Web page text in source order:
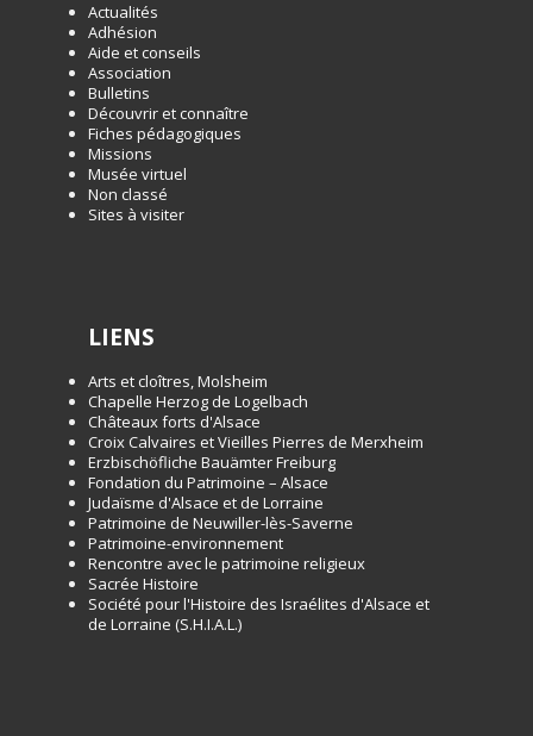
Actualités
Adhésion
Aide et conseils
Association
Bulletins
Découvrir et connaître
Fiches pédagogiques
Missions
Musée virtuel
Non classé
Sites à visiter
LIENS
Arts et cloîtres, Molsheim
Chapelle Herzog de Logelbach
Châteaux forts d'Alsace
Croix Calvaires et Vieilles Pierres de Merxheim
Erzbischöfliche Bauämter Freiburg
Fondation du Patrimoine – Alsace
Judaïsme d'Alsace et de Lorraine
Patrimoine de Neuwiller-lès-Saverne
Patrimoine-environnement
Rencontre avec le patrimoine religieux
Sacrée Histoire
Société pour l'Histoire des Israélites d'Alsace et
de Lorraine (S.H.I.A.L.)